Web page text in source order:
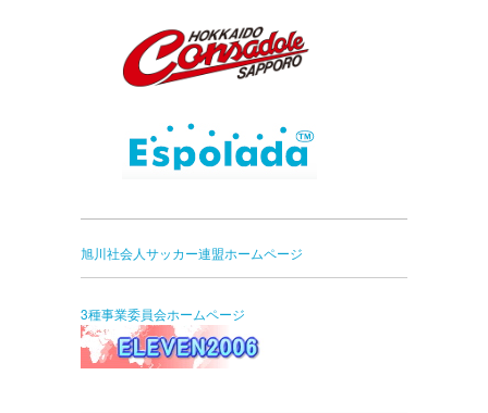
旭川社会人サッカー連盟ホームページ
3種事業委員会ホームページ